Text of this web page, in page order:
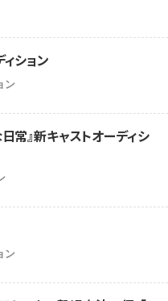
ション
ン
常』新キャストオーディシ
ン